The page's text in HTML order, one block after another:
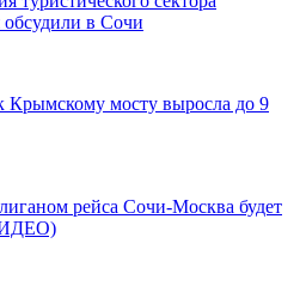
обсудили в Сочи
Крымскому мосту выросла до 9
рейса Сочи-Москва будет